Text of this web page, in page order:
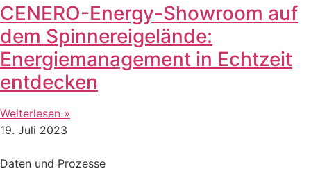
CENERO-Energy-Showroom auf
dem Spinnereigelände:
Energiemanagement in Echtzeit
entdecken
Weiterlesen »
19. Juli 2023
Daten und Prozesse